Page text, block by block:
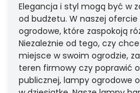
Elegancja i styl mogą być w
od budżetu. W naszej
ogrodowe, które zaspokoją
Niezależnie od tego, czy
miejsce w swoim ogrodzie,
teren firmowy czy poprawić
publicznej, lampy ogrodowe